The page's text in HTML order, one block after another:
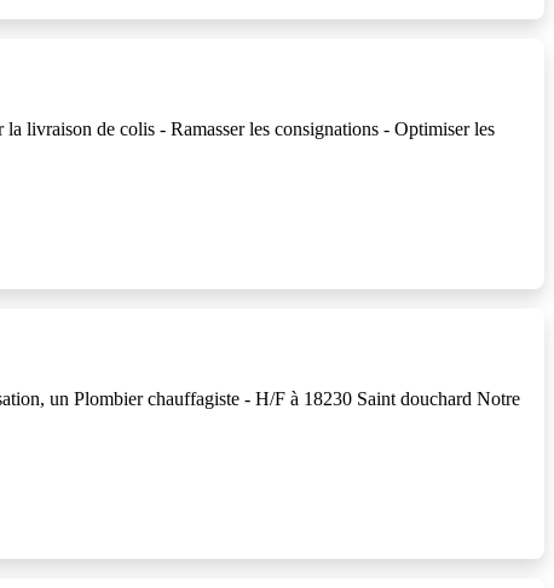
livraison de colis - Ramasser les consignations - Optimiser les
un Plombier chauffagiste - H/F à 18230 Saint douchard Notre